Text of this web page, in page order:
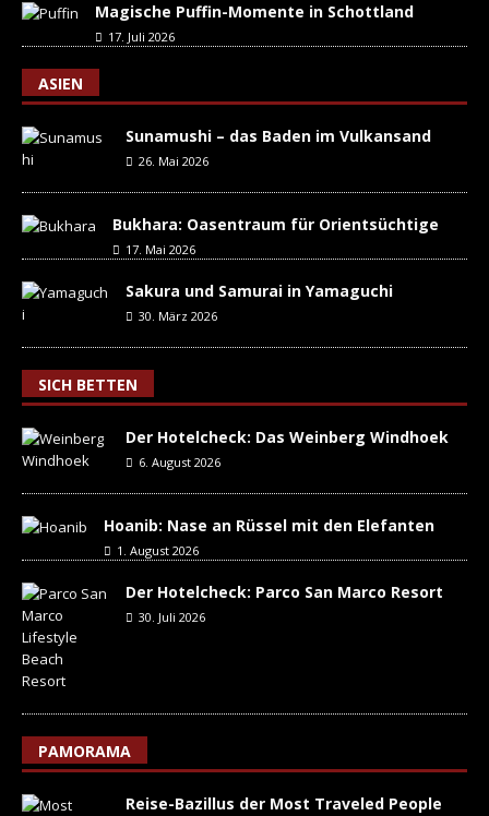
Magische Puffin-Momente in Schottland
17. Juli 2026
ASIEN
Sunamushi – das Baden im Vulkansand
26. Mai 2026
Bukhara: Oasentraum für Orientsüchtige
17. Mai 2026
Sakura und Samurai in Yamaguchi
30. März 2026
SICH BETTEN
Der Hotelcheck: Das Weinberg Windhoek
6. August 2026
Hoanib: Nase an Rüssel mit den Elefanten
1. August 2026
Der Hotelcheck: Parco San Marco Resort
30. Juli 2026
PAMORAMA
Reise-Bazillus der Most Traveled People